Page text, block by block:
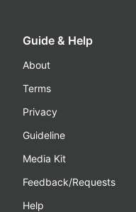
Guide & Help
About
Terms
Privacy
Guideline
Media Kit
Feedback/Requests
Help